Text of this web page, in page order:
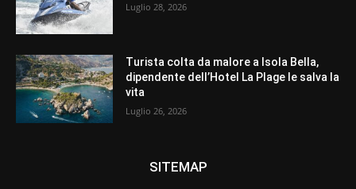
Luglio 28, 2026
Turista colta da malore a Isola Bella,
dipendente dell’Hotel La Plage le salva la
vita
Luglio 26, 2026
SITEMAP